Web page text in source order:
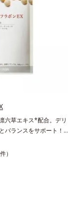
六草エキス*配合。デリ
バランスをサポート！。
うよりもずっとデリケー
女性の身体の働きを助
ートするサプリメントで
粒に、大豆の胚芽から
件）